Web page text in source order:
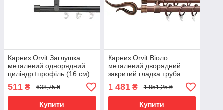
Карниз Orvit Заглушка
металевий однорядний
циліндр+профіль (16 см)
профільна труба Онікс 19
мм 160 см (6678585)
511 ₴ 638,75 ₴
Купити
Карниз Orvit Віоло
металевий дворядний
закритий гладка труба
кільце фасонне металеве
Мідь 19\16 мм 240 см
(6938779)
1 481₴ 1 851,25 ₴
Купити